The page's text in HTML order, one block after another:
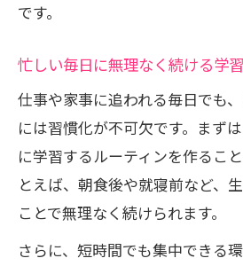
です。
忙しい毎日に無理なく続ける学
仕事や家事に追われる毎日でも
には習慣化が不可欠です。まず
に学習するルーティンを作るこ
とえば、朝食後や就寝前など、
ことで無理なく続けられます。
さらに、短時間でも集中できる